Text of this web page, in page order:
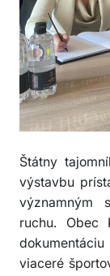
Štátny
výstavbu
významným
ruchu. Obec
viaceré